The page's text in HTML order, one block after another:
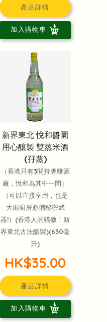
產品詳情
加入購物車
新界東北 悅和醬園
用心釀製 雙蒸米酒
(孖蒸)
（香港只有3間持牌釀酒
廠，悅和為其中一間）
（可以直接享用，也是
大廚廚房必備秘密武
器!）(香港人的驕傲！新
界東北古法釀製)(630毫
升)
HK$35.00
產品詳情
加入購物車